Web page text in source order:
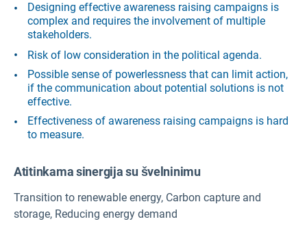
Designing effective awareness raising campaigns is
complex and requires the involvement of multiple
stakeholders.
Risk of low consideration in the political agenda.
Possible sense of powerlessness that can limit action,
if the communication about potential solutions is not
effective.
Effectiveness of awareness raising campaigns is hard
to measure.
Atitinkama sinergija su švelninimu
Transition to renewable energy, Carbon capture and
storage, Reducing energy demand